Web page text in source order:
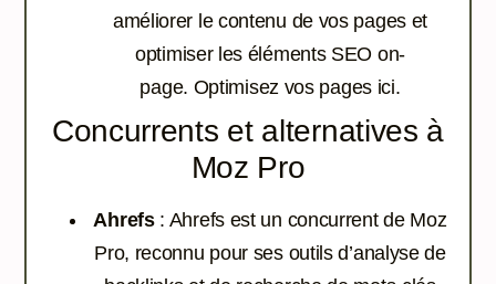
améliorer le contenu de vos pages et
optimiser les éléments SEO on-
page. Optimisez vos pages ici.
Concurrents et alternatives à
Moz Pro
Ahrefs: Ahrefs est un concurrent de Moz
Pro, reconnu pour ses outils d’analyse de